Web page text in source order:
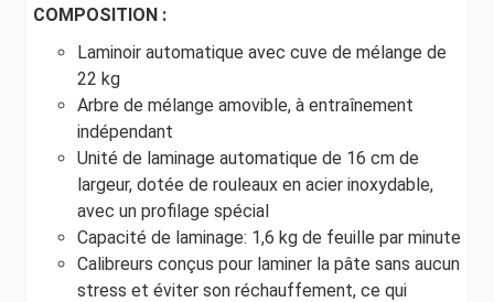
COMPOSITION :
Laminoir automatique avec cuve de mélange de
22 kg
Arbre de mélange amovible, à entraînement
indépendant
Unité de laminage automatique de 16 cm de
largeur, dotée de rouleaux en acier inoxydable,
avec un profilage spécial
Capacité de laminage: 1,6 kg de feuille par minute
Calibreurs conçus pour laminer la pâte sans aucun
stress et éviter son réchauffement, ce qui